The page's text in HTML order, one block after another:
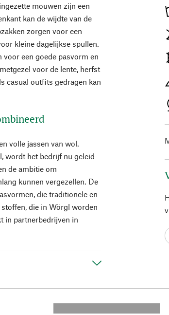
mouwen zijn een
kan de wijdte van de
zorgen voor een
kleine dagelijkse spullen.
een goede pasvorm en
voor de lente, herfst
casual outfits gedragen kan
volle jassen van wol.
wordt het bedrijf nu geleid
de ambitie om
kunnen vergezellen. De
die traditionele en
die in Wörgl worden
in partnerbedrijven in